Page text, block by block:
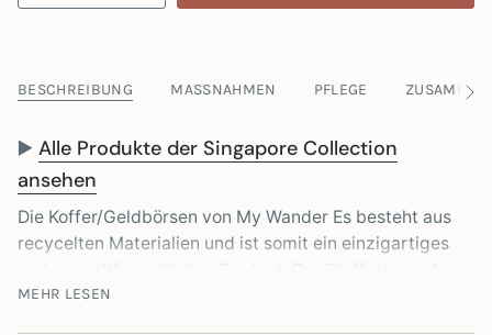
BESCHREIBUNG MASSNAHMEN PFLEGE
▶️ Alle Produkte der Singapore Collection
ansehen
Die Koffer/Geldbörsen von My Wander Es besteht aus
recycelten Materialien und ist somit ein einzigartiges
und umweltfreundliches Produkt. Der Stoff ist weich
und strapazierfähig, ebenso wie der fluoreszierende
MEHR LESEN